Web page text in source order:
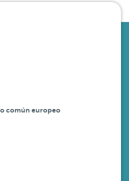
común europeo